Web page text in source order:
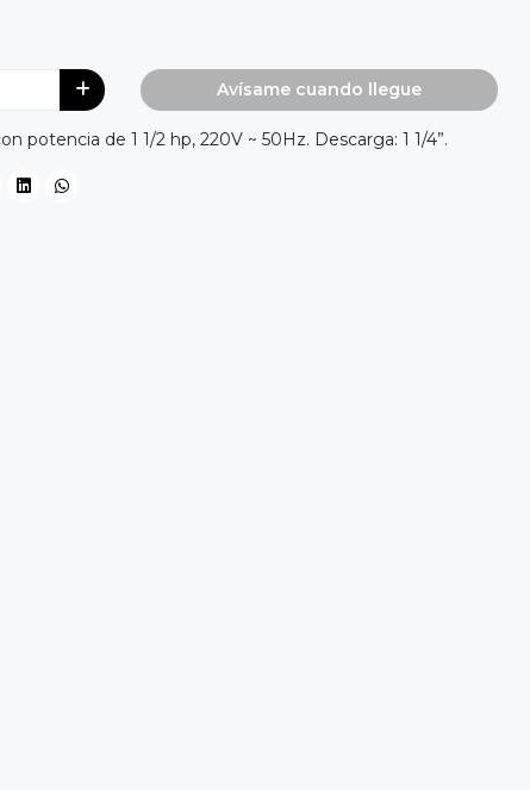
Avísame cuando llegue
potencia de 1 1/2 hp, 220V ~ 50Hz. Descarga: 1 1/4”.